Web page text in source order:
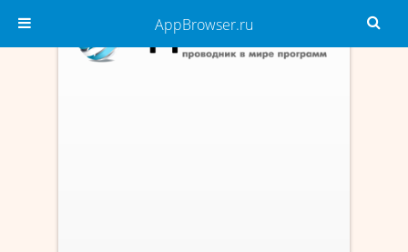
AppBrowser.ru